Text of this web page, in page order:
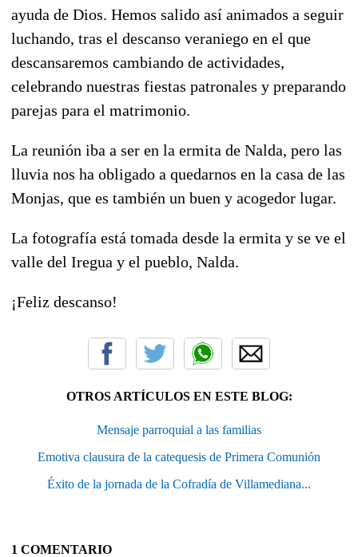
ayuda de Dios. Hemos salido así animados a seguir
luchando, tras el descanso veraniego en el que
descansaremos cambiando de actividades,
celebrando nuestras fiestas patronales y preparando
parejas para el matrimonio.
La reunión iba a ser en la ermita de Nalda, pero las
lluvia nos ha obligado a quedarnos en la casa de las
Monjas, que es también un buen y acogedor lugar.
La fotografía está tomada desde la ermita y se ve el
valle del Iregua y el pueblo, Nalda.
¡Feliz descanso!
OTROS ARTÍCULOS EN ESTE BLOG:
Mensaje parroquial a las familias
Emotiva clausura de la catequesis de Primera Comunión
Éxito de la jornada de la Cofradía de Villamediana...
1 COMENTARIO